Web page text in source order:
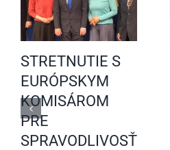
STRETNUTIE S
EURÓPSKYM
KOMISÁROM
PRE
SPRAVODLIVOSŤ